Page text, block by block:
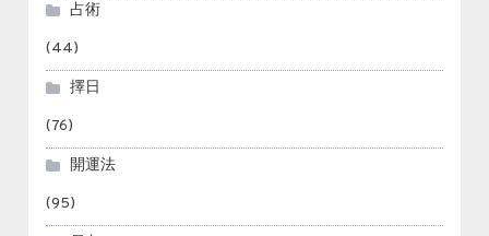
占術
(44)
擇日
(76)
開運法
(95)